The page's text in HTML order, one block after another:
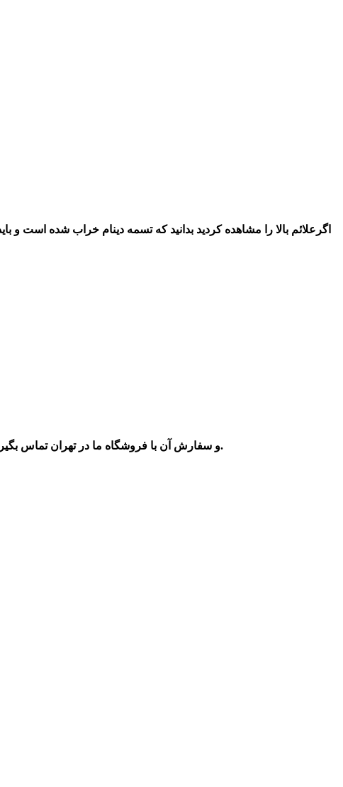
و سفارش آن با فروشگاه ما در تهران تماس. با اطمینان صد در صد قدم پیش بگذارید و قطعات اصلی و فابریکی را خریدداری کنید.